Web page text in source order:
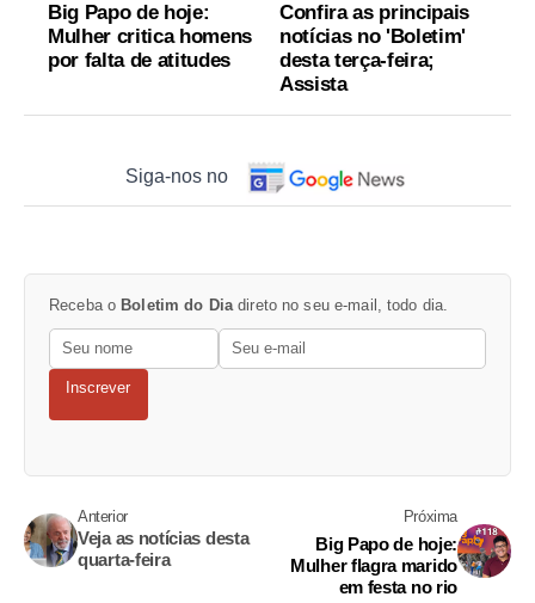
Big Papo de hoje:
Mulher critica homens
por falta de atitudes
Confira as principais
notícias no 'Boletim'
desta terça-feira;
Assista
Siga-nos no
Receba o Boletim do Diadireto no seu e-mail, todo dia.
Inscrever
Anterior
Veja as notícias desta
quarta-feira
Próxima
Big Papo de hoje:
Mulher flagra marido
em festa no rio